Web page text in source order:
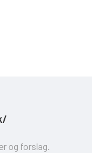
og forslag.